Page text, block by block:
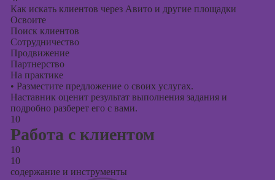
Как искать клиентов через Авито и другие площадки
Освоите
Поиск клиентов
Сотрудничество
Продвижение
Партнерство
На практике
• Разместите предложение о своих услугах.
Наставник оценит результат выполнения задания и
подробно разберет его с вами.
10
Работа с клиентом
10
10
содержание и инструменты